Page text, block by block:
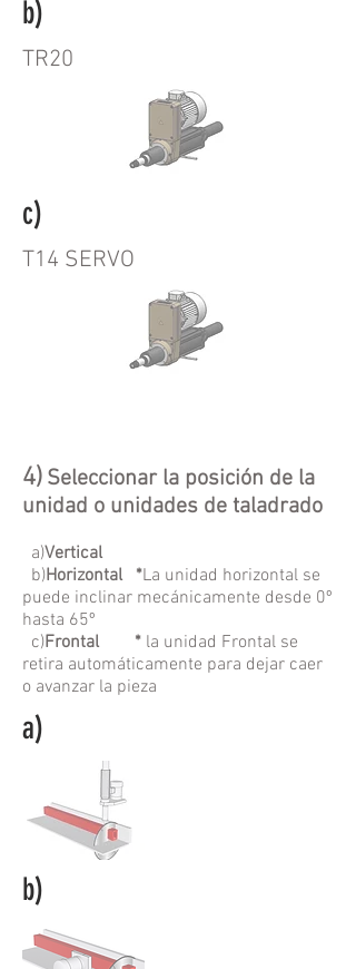
b)
TR20
c)
T14 SERVO
4) Seleccionar la posición de la
unidad o unidades de taladrado
a)Vertical
b)Horizontal *La unidad horizontal se
puede inclinar mecánicamente desde 0º
hasta 65º
c)Frontal * la unidad Frontal se
retira automáticamente para dejar caer
o avanzar la pieza
a)
b)